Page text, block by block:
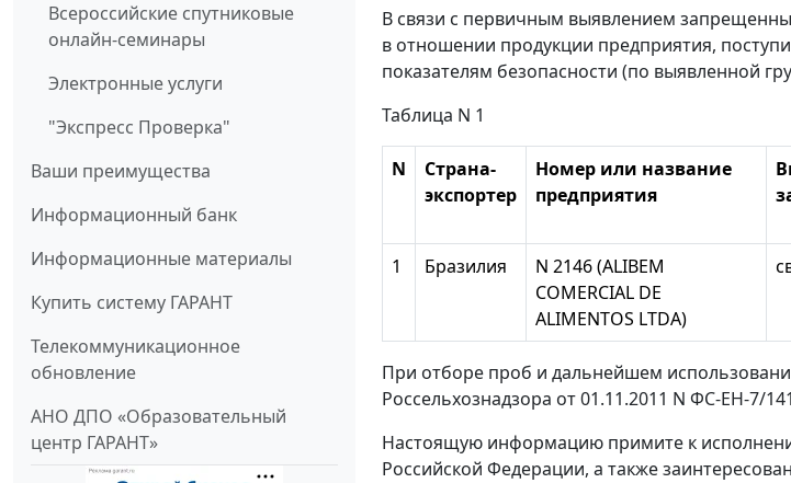
Всероссийские спутниковые
онлайн-семинары
Электронные услуги
"Экспресс Проверка"
Ваши преимущества
Информационный банк
Информационные материалы
Купить систему ГАРАНТ
Телекоммуникационное
обновление
АНО ДПО «Образовательный
центр ГАРАНТ»
В связи с первичным выявлением
в отношении продукции предприятия,
показателям безопасности (по выявленной
Таблица N 1
N
Страна-
экспортер
Номер или название
предприятия
1
Бразилия
N 2146 (ALIBEM
COMERCIAL DE
ALIMENTOS LTDA)
При отборе проб и дальнейшем
Россельхознадзора от 01.11.2011 N ФС-ЕН-7/
Настоящую информацию примите к
Российской Федерации, а также